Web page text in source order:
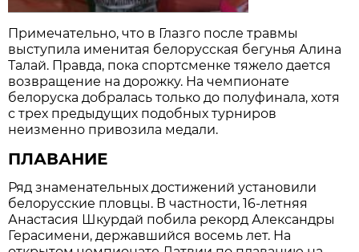
Примечательно, что в Глазго после травмы
выступила именитая белорусская бегунья Алина
Талай. Правда, пока спортсменке тяжело дается
возвращение на дорожку. На чемпионате
белоруска добралась только до полуфинала, хотя
с трех предыдущих подобных турниров
неизменно привозила медали.
ПЛАВАНИЕ
Ряд знаменательных достижений установили
белорусские пловцы. В частности, 16-летняя
Анастасия Шкурдай побила рекорд Александры
Герасимени, державшийся восемь лет. На